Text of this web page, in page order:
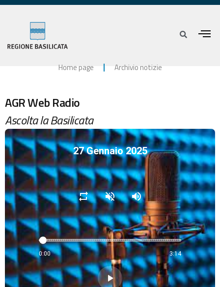
Home page Archivio notizie
AGR Web Radio
Ascolta la Basilicata
27 Gennaio 2025
repeat volume_off volume_up
0:00 3:14
play_arrow